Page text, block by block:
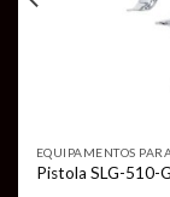
EQUIPAMENTOS
Pistola SLG-510-